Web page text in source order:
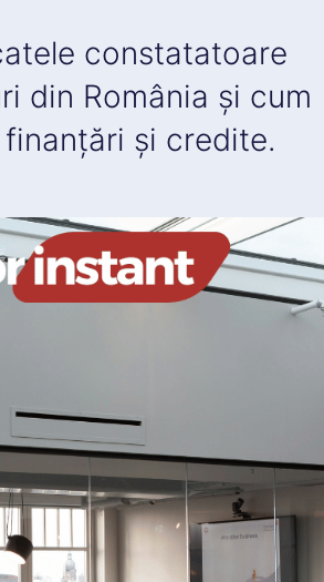
constatatoare
din România și cum
și credite.